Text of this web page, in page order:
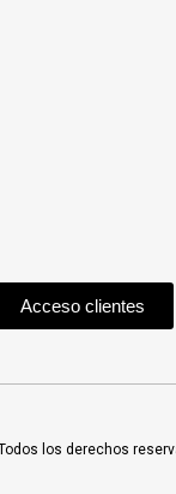
Acceso clientes
los derechos